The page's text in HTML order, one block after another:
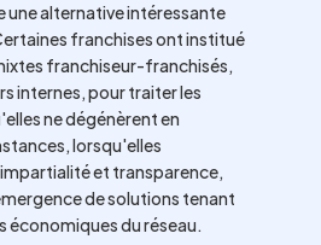
une alternative intéressante
franchises ont institué
franchiseur-franchisés,
internes, pour traiter les
ne dégénèrent en
lorsqu'elles
et transparence,
de solutions tenant
économiques du réseau.